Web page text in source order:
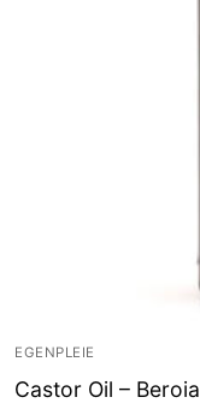
EGENPLEIE
Castor Oil – Beroia